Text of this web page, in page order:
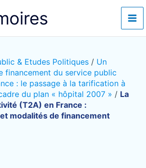
& Etudes Politiques / Un
financement du service public
: le passage à la tarification à
du plan « hôpital 2007 » / La
(T2A) en France :
modalités de financement